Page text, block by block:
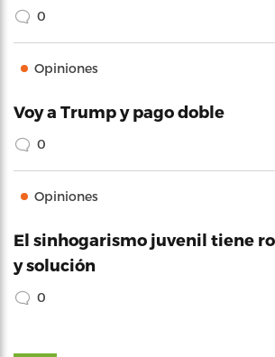
0
Opiniones
Voy a Trump y pago doble
0
Opiniones
El sinhogarismo juvenil tiene
y solución
0